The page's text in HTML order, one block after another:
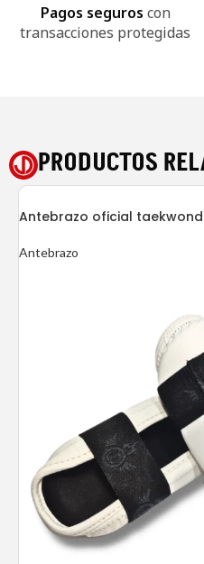
Pagos seguros con
transacciones protegidas
PRODUCTOS
Antebrazo oficial
Antebrazo